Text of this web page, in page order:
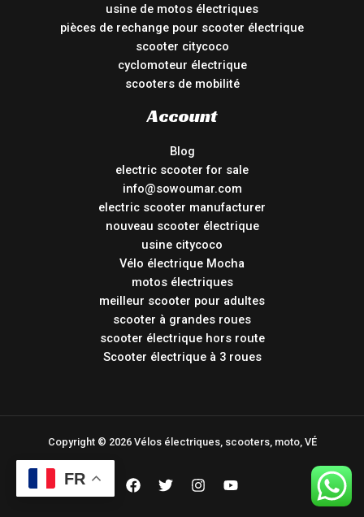
usine de motos électriques
pièces de rechange pour scooter électrique
scooter citycoco
cyclomoteur électrique
scooters de mobilité
Account
Blog
electric scooter for sale
info@sowoumar.com
electric scooter manufacturer
nouveau scooter électrique
usine citycoco
Vélo électrique Mocha
motos électriques
meilleur scooter pour adultes
scooter à grandes roues
scooter électrique hors route
Scooter électrique à 3 roues
Copyright © 2026 Vélos électriques, scooters, moto, VÉ
FR